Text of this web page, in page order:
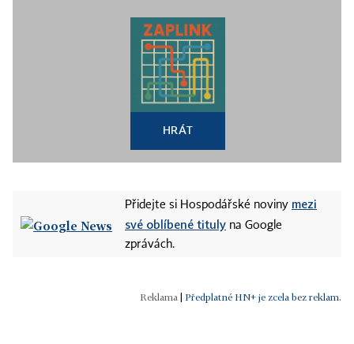
HRÁT
Přidejte si Hospodářské noviny mezi
své oblíbené tituly na Google
zprávách.
Předplatné HN+ je zcela bez reklam.